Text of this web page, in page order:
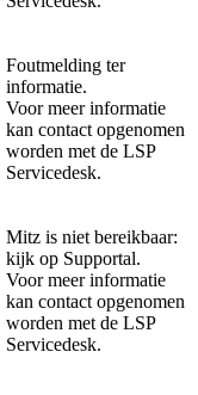
Foutmelding ter
informatie.
Voor meer informatie
kan contact opgenomen
worden met de LSP
Servicedesk.
Mitz is niet bereikbaar:
kijk op Supportal.
Voor meer informatie
kan contact opgenomen
worden met de LSP
Servicedesk.